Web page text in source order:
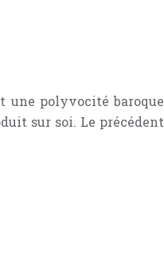
une polyvocité baroque
sur soi. Le précédent